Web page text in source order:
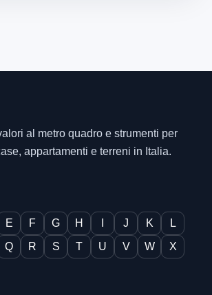
al metro quadro e strumenti per
appartamenti e terreni in Italia.
E F G H J K
L
Q R S T U V W
X